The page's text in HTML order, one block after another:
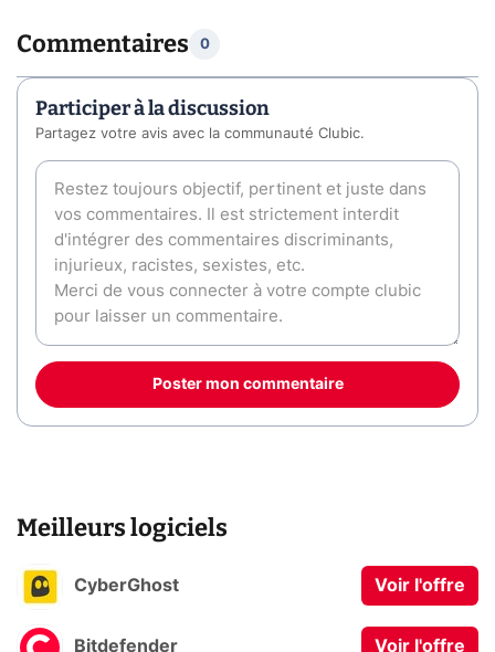
Commentaires 0
Participer à la discussion
Partagez votre avis avec la communauté Clubic.
Poster mon commentaire
Meilleurs logiciels
CyberGhost Voir l'offre
Bitdefender Voir l'offre